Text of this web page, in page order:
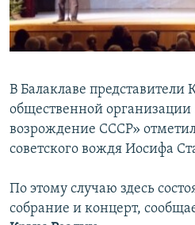
ПОБЕДИТЕЛЕЙ НЕ СУДЯТ?
КРЫМ.НЕПОКОРЕННЫЙ
УКРАИНСКАЯ ПРОБЛЕМА КРЫМА
ПРИСОЕДИНЯЙТЕСЬ!
Все сайты RFE/RL
В Балаклаве представители
общественной организации
возрождение СССР»
советского вождя Иосифа
По этому случаю здесь
собрание и концерт,